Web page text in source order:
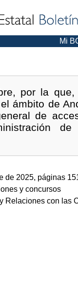
Mi
por la
ámbito de
de
de 2025, páginas
y concursos
Relaciones con las